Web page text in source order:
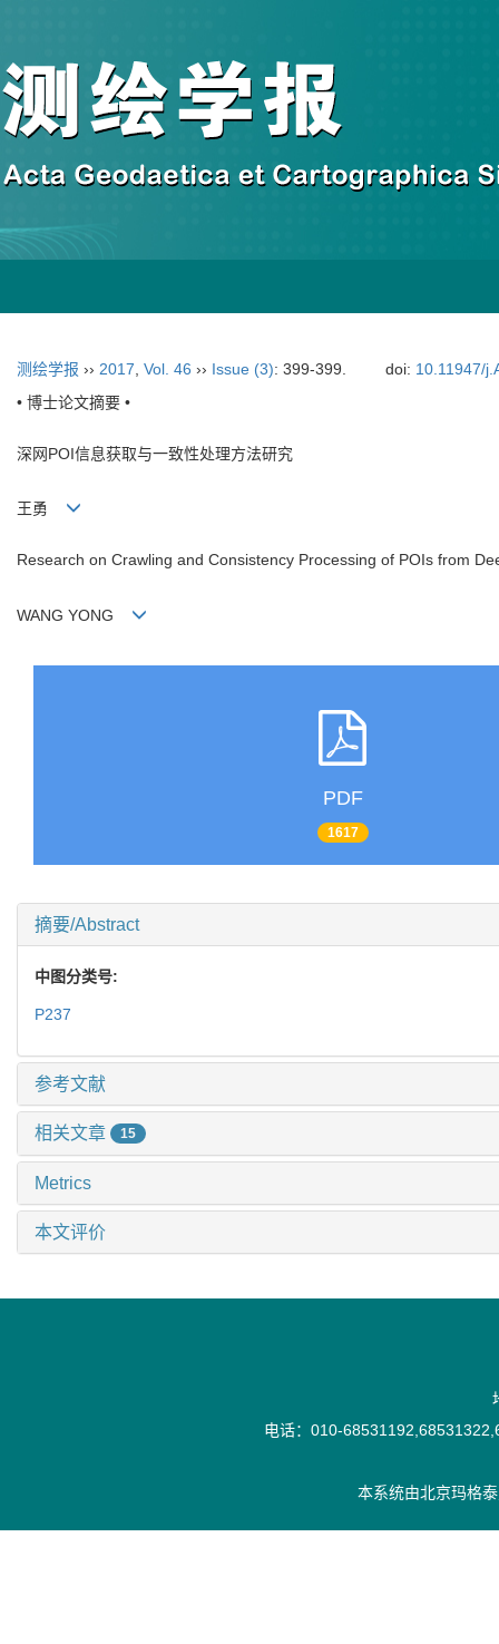
测绘学报 ›› 2017 Vol. 46 ›› Issue (3): 399-399. doi: 10.11947/
• 博士论文摘要 •
深网POI信息获取与一致性处理方法研究
王勇
Research on Crawling and Consistency Processing of POIs from
WANG YONG
PDF
1617
摘要/Abstract
中图分类号:
P237
参考文献
相关文章 15
Metrics
本文评价
电话：010-
本系统由北京玛格